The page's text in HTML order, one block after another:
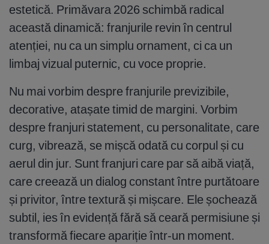
estetică. Primăvara 2026 schimbă radical
această dinamică: franjurile revin în centrul
atenției, nu ca un simplu ornament, ci ca un
limbaj vizual puternic, cu voce proprie.
Nu mai vorbim despre franjurile previzibile,
decorative, atașate timid de margini. Vorbim
despre franjuri statement, cu personalitate, care
curg, vibrează, se mișcă odată cu corpul și cu
aerul din jur. Sunt franjuri care par să aibă viață,
care creează un dialog constant între purtătoare
și privitor, între textură și mișcare. Ele șochează
subtil, ies în evidență fără să ceară permisiune și
transformă fiecare apariție într-un moment.